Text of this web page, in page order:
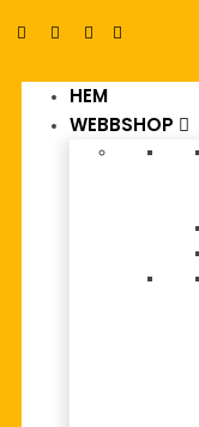
HEM
WEBBSHOP
Caldara,
Sequenz-